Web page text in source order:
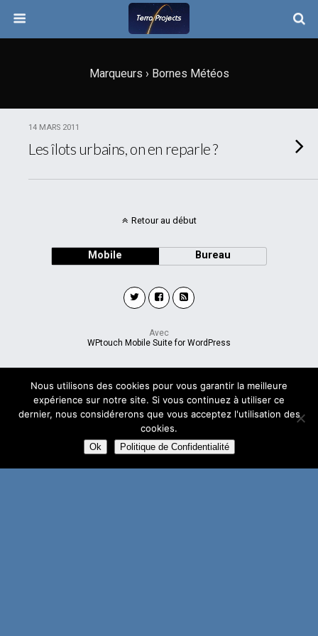
Marqueurs › Bornes Météos
14 MARS 2011
Les îlots urbains, on en reparle ?
Retour au début
Mobile Bureau
Avec
WPtouch Mobile Suite for WordPress
Nous utilisons des cookies pour vous garantir la meilleure
expérience sur notre site. Si vous continuez à utiliser ce
dernier, nous considérerons que vous acceptez l'utilisation des
cookies.
Ok Politique de Confidentialité